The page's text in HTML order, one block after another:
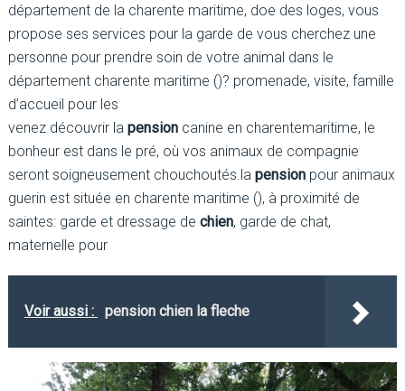
département de la charente maritime, doe des loges, vous
propose ses services pour la garde de vous cherchez une
personne pour prendre soin de votre animal dans le
département charente maritime ()? promenade, visite, famille
d’accueil pour les
venez découvrir la pensioncanine en charentemaritime, le
bonheur est dans le pré, où vos animaux de compagnie
seront soigneusement chouchoutés.la pensionpour animaux
guerin est située en charente maritime (), à proximité de
saintes: garde et dressage de chien, garde de chat,
maternelle pour
Voir aussi : pension chien la fleche